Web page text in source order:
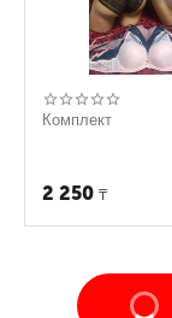
Комплект
2 250 ₸